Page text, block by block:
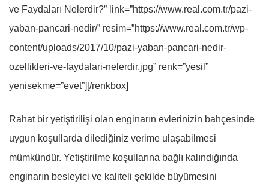
ve Faydaları Nelerdir?” link=”https://www.real.com.tr/pazi-
yaban-pancari-nedir/” resim=”https://www.real.com.tr/wp-
content/uploads/2017/10/pazi-yaban-pancari-nedir-
ozellikleri-ve-faydalari-nelerdir.jpg” renk=”yesil”
yenisekme=”evet”][/renkbox]
Rahat bir yetiştirilişi olan enginarın evlerinizin bahçesinde
uygun koşullarda dilediğiniz verime ulaşabilmesi
mümkündür. Yetiştirilme koşullarına bağlı kalındığında
enginarın besleyici ve kaliteli şekilde büyümesini